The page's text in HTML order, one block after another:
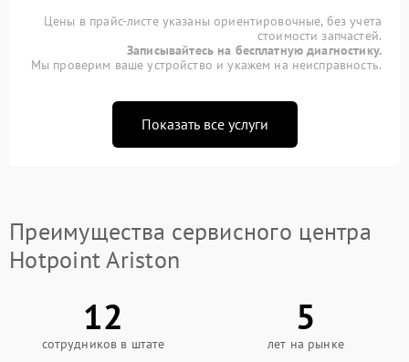
Цены в прайс-листе указаны ориентировочные, без учета
стоимости запчастей.
Записывайтесь на бесплатную диагностику.
Мы проверим ваше устройство и укажем на неисправность.
Показать все услуги
Преимущества сервисного центра
Hotpoint Ariston
12
сотрудников в штате
5
лет на рынке